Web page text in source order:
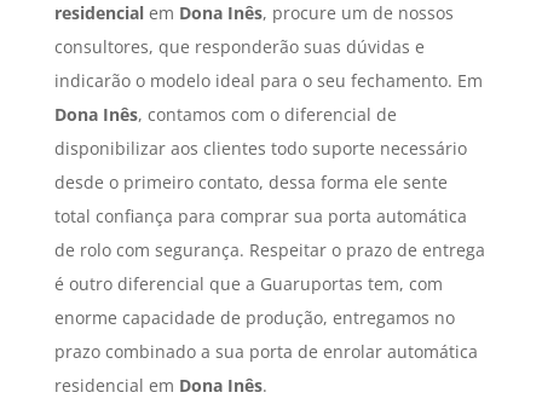
residencialem Dona Inês, procure um de nossos
consultores, que responderão suas dúvidas e
indicarão o modelo ideal para o seu fechamento. Em
Dona Inês, contamos com o diferencial de
disponibilizar aos clientes todo suporte necessário
desde o primeiro contato, dessa forma ele sente
total confiança para comprar sua porta automática
de rolo com segurança. Respeitar o prazo de entrega
é outro diferencial que a Guaruportas tem, com
enorme capacidade de produção, entregamos no
prazo combinado a sua porta de enrolar automática
residencial em Dona Inês.